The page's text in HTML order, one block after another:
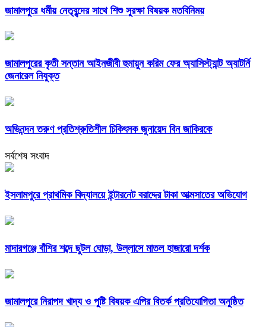
জামালপুরে ধর্মীয় নেতৃবৃন্দের সাথে শিশু সুরক্ষা বিষয়ক মতবিনিময়
জামালপুরের কৃতী সন্তান আইনজীবী হুমায়ুন করিম ফের অ্যাসিস্ট্যান্ট অ্যাটর্নি
জেনারেল নিযুক্ত
অভিনন্দন তরুণ প্রতিশ্রুতিশীল চিকিৎসক জুনায়েদ বিন জাকিরকে
সর্বশেষ সংবাদ
ইসলামপুরে প্রাথমিক বিদ্যালয়ে ইন্টারনেট বরাদ্দের টাকা আত্মসাতের অভিযোগ
মাদারগঞ্জে বাঁশির শব্দে ছুটল ঘোড়া, উল্লাসে মাতল হাজারো দর্শক
জামালপুরে নিরাপদ খাদ্য ও পুষ্টি বিষয়ক এপির বিতর্ক প্রতিযোগিতা অনুষ্ঠিত